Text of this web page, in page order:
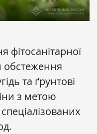
фітосанітарної
обстеження
та ґрунтові
з метою